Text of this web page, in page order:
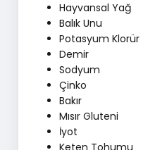
Hayvansal Yağ
Balık Unu
Potasyum Klorür
Demir
Sodyum
Çinko
Bakır
Mısır Gluteni
İyot
Keten Tohumu